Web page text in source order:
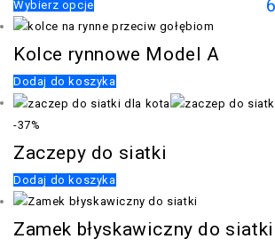
Wybierz opcje
Kolce rynnowe Model A
Dodaj do koszyka
-37%
Zaczepy do siatki
Dodaj do koszyka
Zamek błyskawiczny do siatki